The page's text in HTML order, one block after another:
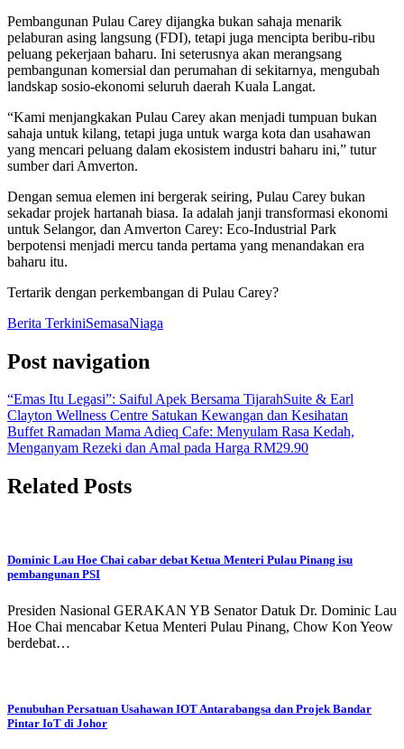
Pembangunan Pulau Carey dijangka bukan sahaja menarik
pelaburan asing langsung (FDI), tetapi juga mencipta beribu-ribu
peluang pekerjaan baharu. Ini seterusnya akan merangsang
pembangunan komersial dan perumahan di sekitarnya, mengubah
landskap sosio-ekonomi seluruh daerah Kuala Langat.
“Kami menjangkakan Pulau Carey akan menjadi tumpuan bukan
sahaja untuk kilang, tetapi juga untuk warga kota dan usahawan
yang mencari peluang dalam ekosistem industri baharu ini,” tutur
sumber dari Amverton.
Dengan semua elemen ini bergerak seiring, Pulau Carey bukan
sekadar projek hartanah biasa. Ia adalah janji transformasi ekonomi
untuk Selangor, dan Amverton Carey: Eco-Industrial Park
berpotensi menjadi mercu tanda pertama yang menandakan era
baharu itu.
Tertarik dengan perkembangan di Pulau Carey?
Berita TerkiniSemasaNiaga
Post navigation
“Emas Itu Legasi”: Saiful Apek Bersama TijarahSuite & Earl
Clayton Wellness Centre Satukan Kewangan dan Kesihatan
Buffet Ramadan Mama Adieq Cafe: Menyulam Rasa Kedah,
Menganyam Rezeki dan Amal pada Harga RM29.90
Related Posts
Dominic Lau Hoe Chai cabar debat Ketua Menteri Pulau Pinang isu
pembangunan PSI
Presiden Nasional GERAKAN YB Senator Datuk Dr. Dominic Lau
Hoe Chai mencabar Ketua Menteri Pulau Pinang, Chow Kon Yeow
berdebat…
Penubuhan Persatuan Usahawan IOT Antarabangsa dan Projek Bandar
Pintar IoT di Johor